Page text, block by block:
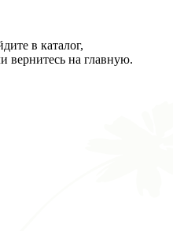
в каталог,
вернитесь на главную.